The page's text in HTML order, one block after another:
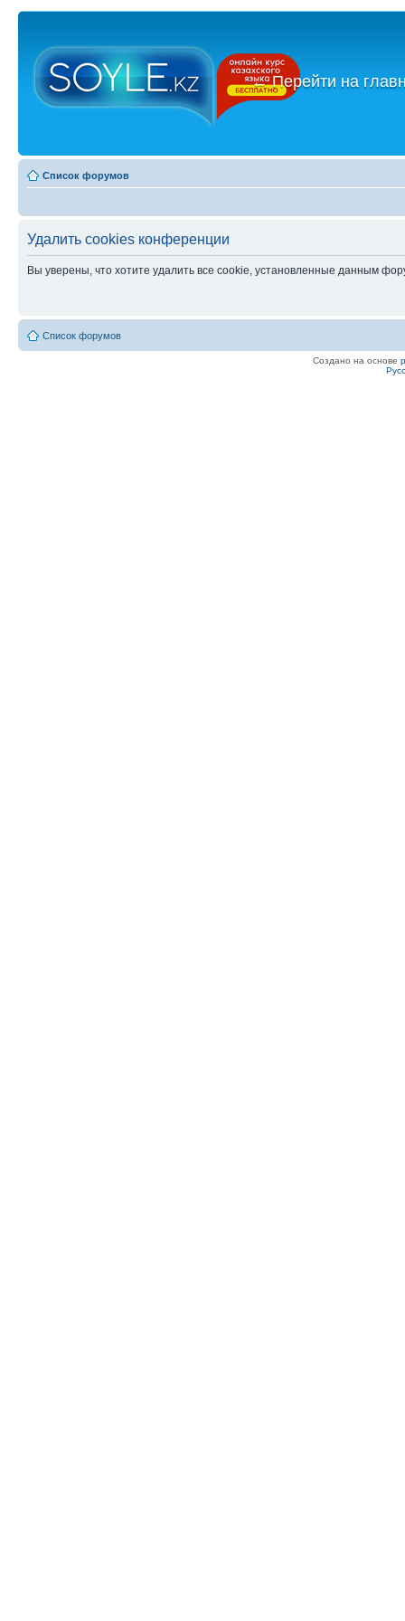
←Перейти на
Список форумов
Удалить cookies конференции
Вы уверены, что хотите удалить все cookie, установленные данным
Список форумов
Создано на основе